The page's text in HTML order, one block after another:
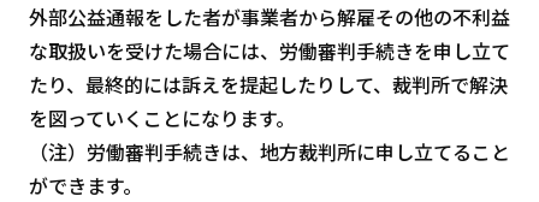
外部公益通報をした者が事業者から解雇その他の不利益
な取扱いを受けた場合には、労働審判手続きを申し立て
たり、最終的には訴えを提起したりして、裁判所で解決
を図っていくことになります。
（注）労働審判手続きは、地方裁判所に申し立てること
ができます。